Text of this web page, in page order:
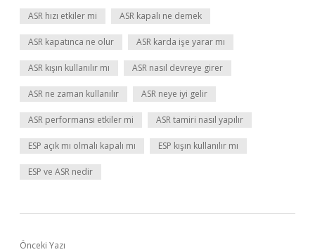
ASR hızı etkiler mi ASR kapalı ne demek
ASR kapatınca ne olur ASR karda işe yarar mı
ASR kışın kullanılır mı ASR nasıl devreye girer
ASR ne zaman kullanılır ASR neye iyi gelir
ASR performansı etkiler mi ASR tamiri nasıl yapılır
ESP açık mı olmalı kapalı mı ESP kışın kullanılır mı
ESP ve ASR nedir
Önceki Yazı